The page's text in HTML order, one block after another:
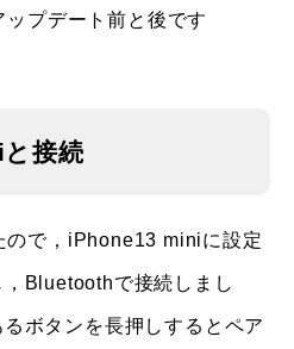
ップデート前と後です
接続
で，iPhone13 miniに設定
Bluetoothで接続しまし
ボタンを長押しするとペア